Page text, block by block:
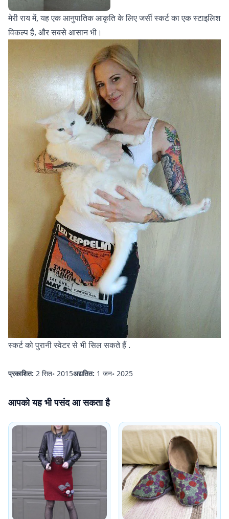
मेरी राय में, यह एक आनुपातिक आकृति के लिए जर्सी स्कर्ट का एक स्टाइलिश
विकल्प है, और सबसे आसान भी।
स्कर्ट कोपुरानी स्वेटर से भी सिल सकते हैं.
प्रकाशित: 2 सित॰ 2015अद्यतित: 1 जन॰ 2025
आपको यह भी पसंद आ सकता है